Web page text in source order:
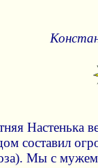
Настенька
составил
Мы с мужем